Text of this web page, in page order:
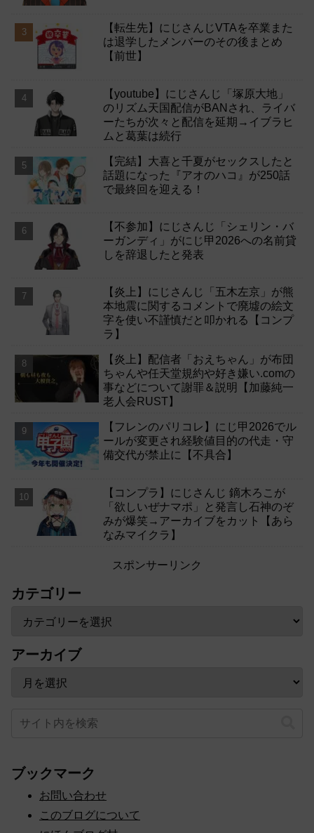
【転生先】にじさんじVTAを卒業また
は退学したメンバーのその後まとめ
【前世】
【youtube】にじさんじ「塚原大地」
のリズム天国配信がBANされ、ライバ
ーたちが次々と配信を延期→イブラヒ
ムと葛葉は続行
【完結】大喜と千夏がセックスしたと
話題になった『アオのハコ』が250話
で最終回を迎える！
【不参加】にじさんじ「シェリン・バ
ーガンディ」がにじ甲2026への名前貸
しを辞退したと発表
【炎上】にじさんじ「五木左京」が熊
本地震に関するコメントで廃墟の絵文
字を使い不謹慎だと叩かれる【コンプ
ラ】
【炎上】配信者「おえちゃん」が布団
ちゃんや任天堂規約や好き嫌い.comの
事などについて謝罪＆説明【加藤純一
老人会RUST】
【フレンのパリコレ】にじ甲2026でル
ールが変更され経験値目的の代走・守
備交代が禁止に【不具合】
【コンプラ】にじさんじ 鏑木ろこが
「欲しいぜナマポ」と発言し石神のぞ
みが爆笑→アーカイブをカット【あら
なみマイクラ】
スポンサーリンク
カテゴリー
アーカイブ
ブックマーク
お問い合わせ
このブログについて